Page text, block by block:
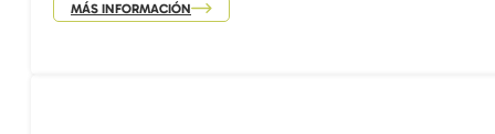
MÁS INFORMACIÓN